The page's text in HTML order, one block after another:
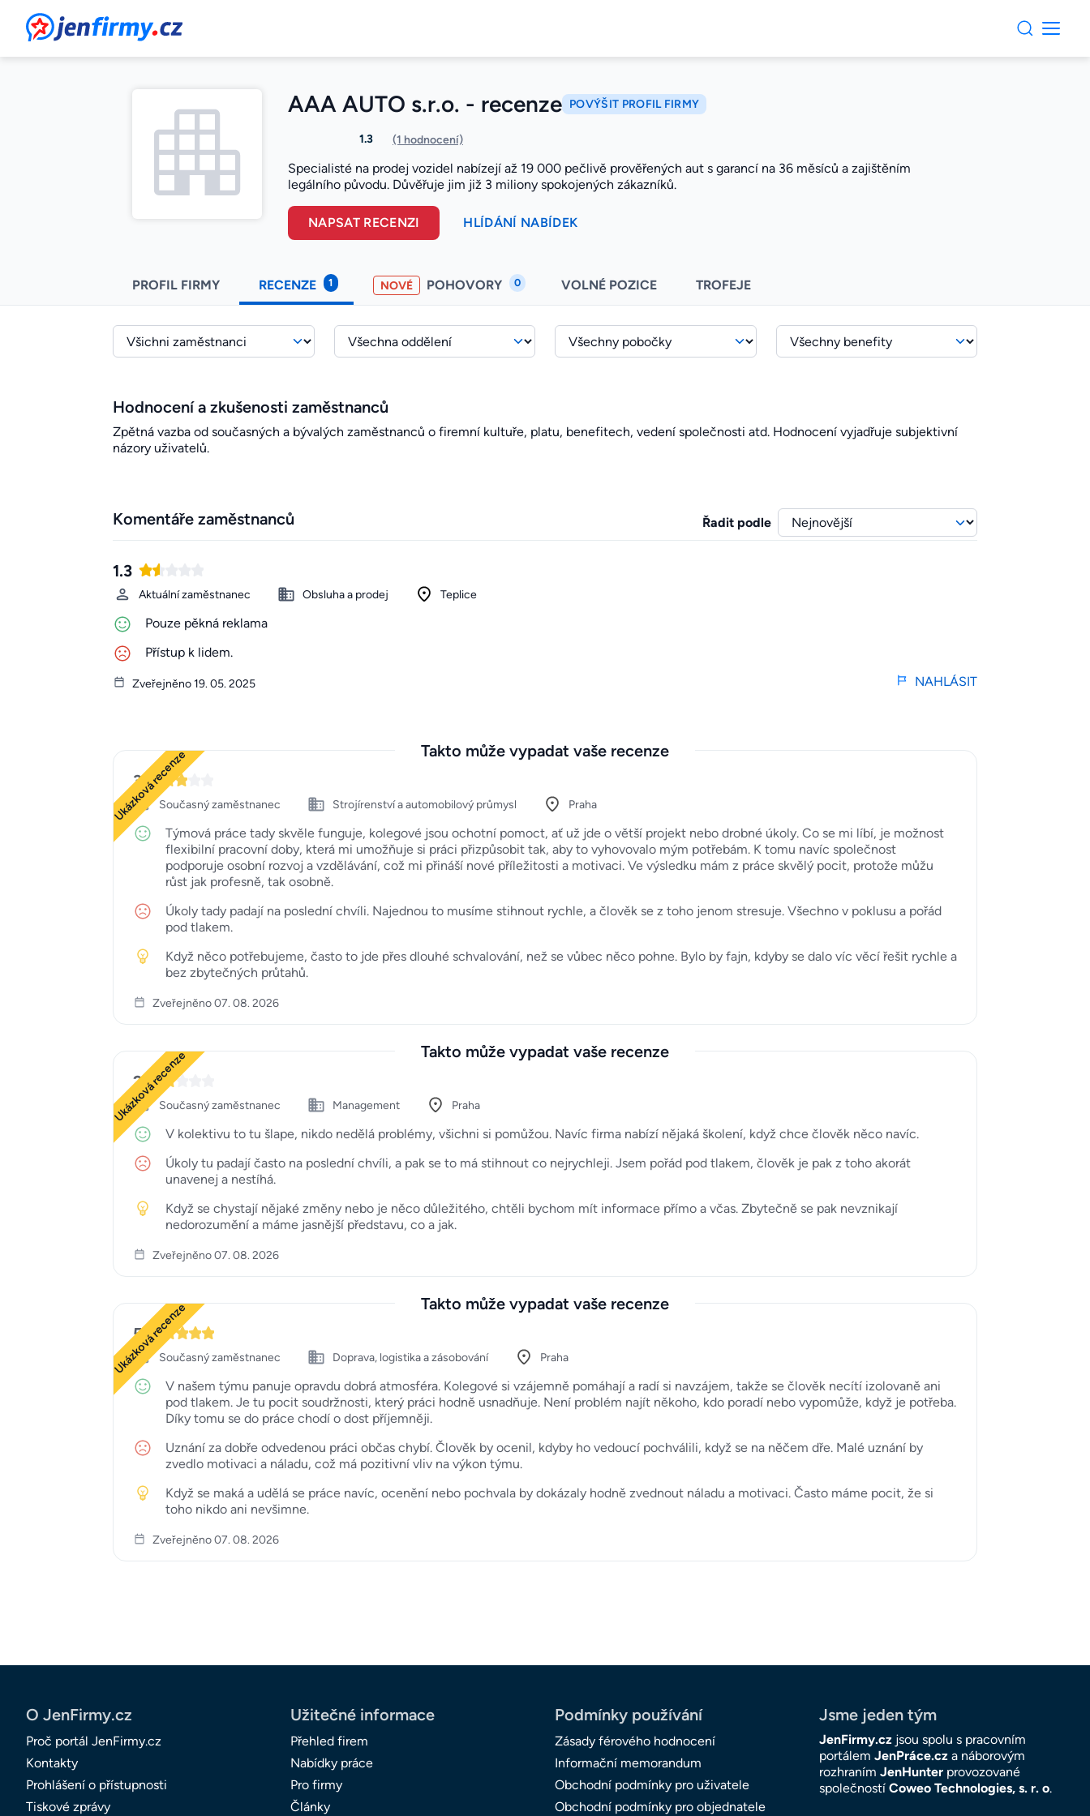
JenFirmy.cz
AAA AUTO s.r.o. - recenze POVÝŠIT PROFIL FIRMY
1.3 (1 hodnocení)
Specialisté na prodej vozidel nabízejí až 19 000 pečlivě prověřených aut s garancí na 36 měsíců a zajištěním
legálního původu. Důvěřuje jim již 3 miliony spokojených zákazníků.
NAPSAT RECENZI HLÍDÁNÍ NABÍDEK
PROFIL FIRMY RECENZE 1 NOVÉ POHOVORY 0 VOLNÉ POZICE TROFEJE
Hodnocení a zkušenosti zaměstnanců
Zpětná vazba od současných a bývalých zaměstnanců o firemní kultuře, platu, benefitech, vedení společnosti atd. Hodnocení vyjadřuje subjektivní
názory uživatelů.
Komentáře zaměstnanců Řadit podle
1.3
Aktuální zaměstnanec Obsluha a prodej Teplice
Pouze pěkná reklama
Přístup k lidem.
Zveřejněno 19. 05. 2025 NAHLÁSIT
Takto může vypadat vaše recenze
Ukázková recenze
3
Současný zaměstnanec Strojírenství a automobilový průmysl Praha
Týmová práce tady skvěle funguje, kolegové jsou ochotní pomoct, ať už jde o větší projekt nebo drobné úkoly. Co se mi líbí, je možnost
flexibilní pracovní doby, která mi umožňuje si práci přizpůsobit tak, aby to vyhovovalo mým potřebám. K tomu navíc společnost
podporuje osobní rozvoj a vzdělávání, což mi přináší nové příležitosti a motivaci. Ve výsledku mám z práce skvělý pocit, protože můžu
růst jak profesně, tak osobně.
Úkoly tady padají na poslední chvíli. Najednou to musíme stihnout rychle, a člověk se z toho jenom stresuje. Všechno v poklusu a pořád
pod tlakem.
Když něco potřebujeme, často to jde přes dlouhé schvalování, než se vůbec něco pohne. Bylo by fajn, kdyby se dalo víc věcí řešit rychle a
bez zbytečných průtahů.
Zveřejněno 07. 08. 2026
Takto může vypadat vaše recenze
Ukázková recenze
2
Současný zaměstnanec Management Praha
V kolektivu to tu šlape, nikdo nedělá problémy, všichni si pomůžou. Navíc firma nabízí nějaká školení, když chce člověk něco navíc.
Úkoly tu padají často na poslední chvíli, a pak se to má stihnout co nejrychleji. Jsem pořád pod tlakem, člověk je pak z toho akorát
unavenej a nestíhá.
Když se chystají nějaké změny nebo je něco důležitého, chtěli bychom mít informace přímo a včas. Zbytečně se pak nevznikají
nedorozumění a máme jasnější představu, co a jak.
Zveřejněno 07. 08. 2026
Takto může vypadat vaše recenze
Ukázková recenze
5
Současný zaměstnanec Doprava, logistika a zásobování Praha
V našem týmu panuje opravdu dobrá atmosféra. Kolegové si vzájemně pomáhají a radí si navzájem, takže se člověk necítí izolovaně ani
pod tlakem. Je tu pocit soudržnosti, který práci hodně usnadňuje. Není problém najít někoho, kdo poradí nebo vypomůže, když je potřeba.
Díky tomu se do práce chodí o dost příjemněji.
Uznání za dobře odvedenou práci občas chybí. Člověk by ocenil, kdyby ho vedoucí pochválili, když se na něčem dře. Malé uznání by
zvedlo motivaci a náladu, což má pozitivní vliv na výkon týmu.
Když se maká a udělá se práce navíc, ocenění nebo pochvala by dokázaly hodně zvednout náladu a motivaci. Často máme pocit, že si
toho nikdo ani nevšimne.
Zveřejněno 07. 08. 2026
O JenFirmy.cz
Proč portál JenFirmy.cz
Kontakty
Prohlášení o přístupnosti
Tiskové zprávy
Užitečné informace
Přehled firem
Nabídky práce
Pro firmy
Články
Podmínky používání
Zásady férového hodnocení
Informační memorandum
Obchodní podmínky pro uživatele
Obchodní podmínky pro objednatele
Jsme jeden tým
JenFirmy.cz jsou spolu s pracovním
portálem JenPráce.cz a náborovým
rozhraním JenHunter provozované
společností Coweo Technologies, s. r. o.